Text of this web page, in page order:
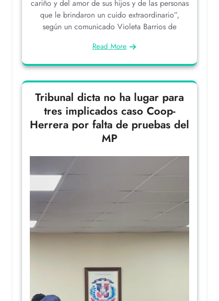
cariño y del amor de sus hijos y de las personas
que le brindaron un cuido extraordinario”,
según un comunicado Violeta Barrios de
Read More
Tribunal dicta no ha lugar para
tres implicados caso Coop-
Herrera por falta de pruebas del
MP